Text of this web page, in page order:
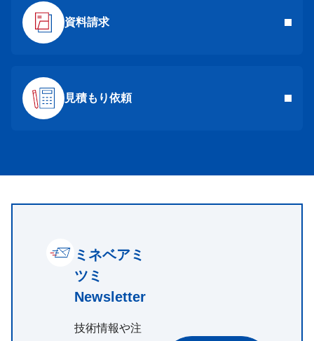
資料請求
見積もり依頼
ミネベアミ
ツミ
Newsletter
技術情報や注